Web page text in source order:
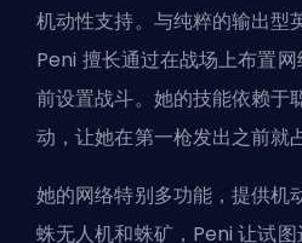
机动性支持。与纯粹的输出型
Peni 擅长通过在战场上布置
前设置战斗。她的技能依赖于
动，让她在第一枪发出之前就
她的网络特别多功能，提供机
蛛无人机和蛛矿，Peni 让试